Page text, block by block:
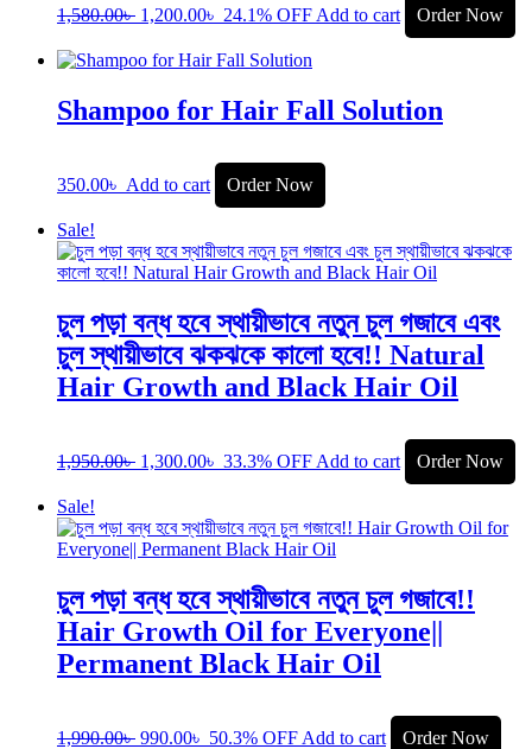
1,580.00৳ 1,200.00৳ 24.1% OFF Add to cart Order Now
Shampoo for Hair Fall Solution
350.00৳ Add to cart Order Now
Sale!
চুল পড়া বন্ধ হবে স্থায়ীভাবে নতুন চুল গজাবে এবং
চুল স্থায়ীভাবে ঝকঝকে কালো হবে!! Natural
Hair Growth and Black Hair Oil
1,950.00৳ 1,300.00৳ 33.3% OFF Add to cart Order Now
Sale!
চুল পড়া বন্ধ হবে স্থায়ীভাবে নতুন চুল গজাবে!!
Hair Growth Oil for Everyone||
Permanent Black Hair Oil
1,990.00৳ 990.00৳ 50.3% OFF Add to cart Order Now